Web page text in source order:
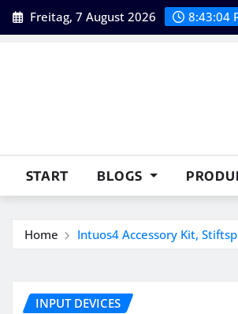
Skip
to
Freitag, 7 August 2026 8:43:05
START BLOGS
Home Intuos4 Accessory Kit,
INPUT DEVICES